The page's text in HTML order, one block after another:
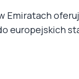
Emiratach
europejskich